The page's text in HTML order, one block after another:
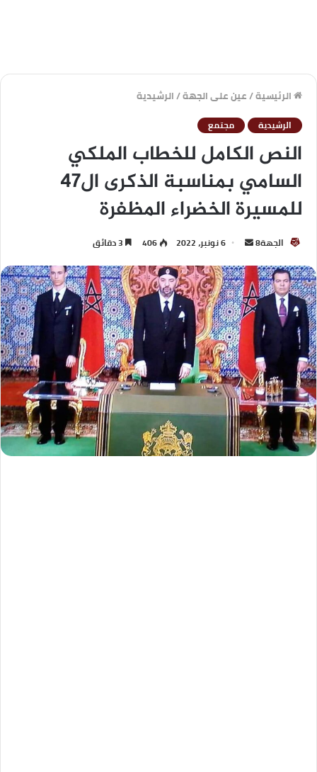
الرئيسية/عين على الجهة/الرشيدية
الرشيدية مجتمع
النص الكامل للخطاب الملكي
السامي بمناسبة الذكرى ال47
للمسيرة الخضراء المظفرة
الجهة8 6 نونبر، 2022 406